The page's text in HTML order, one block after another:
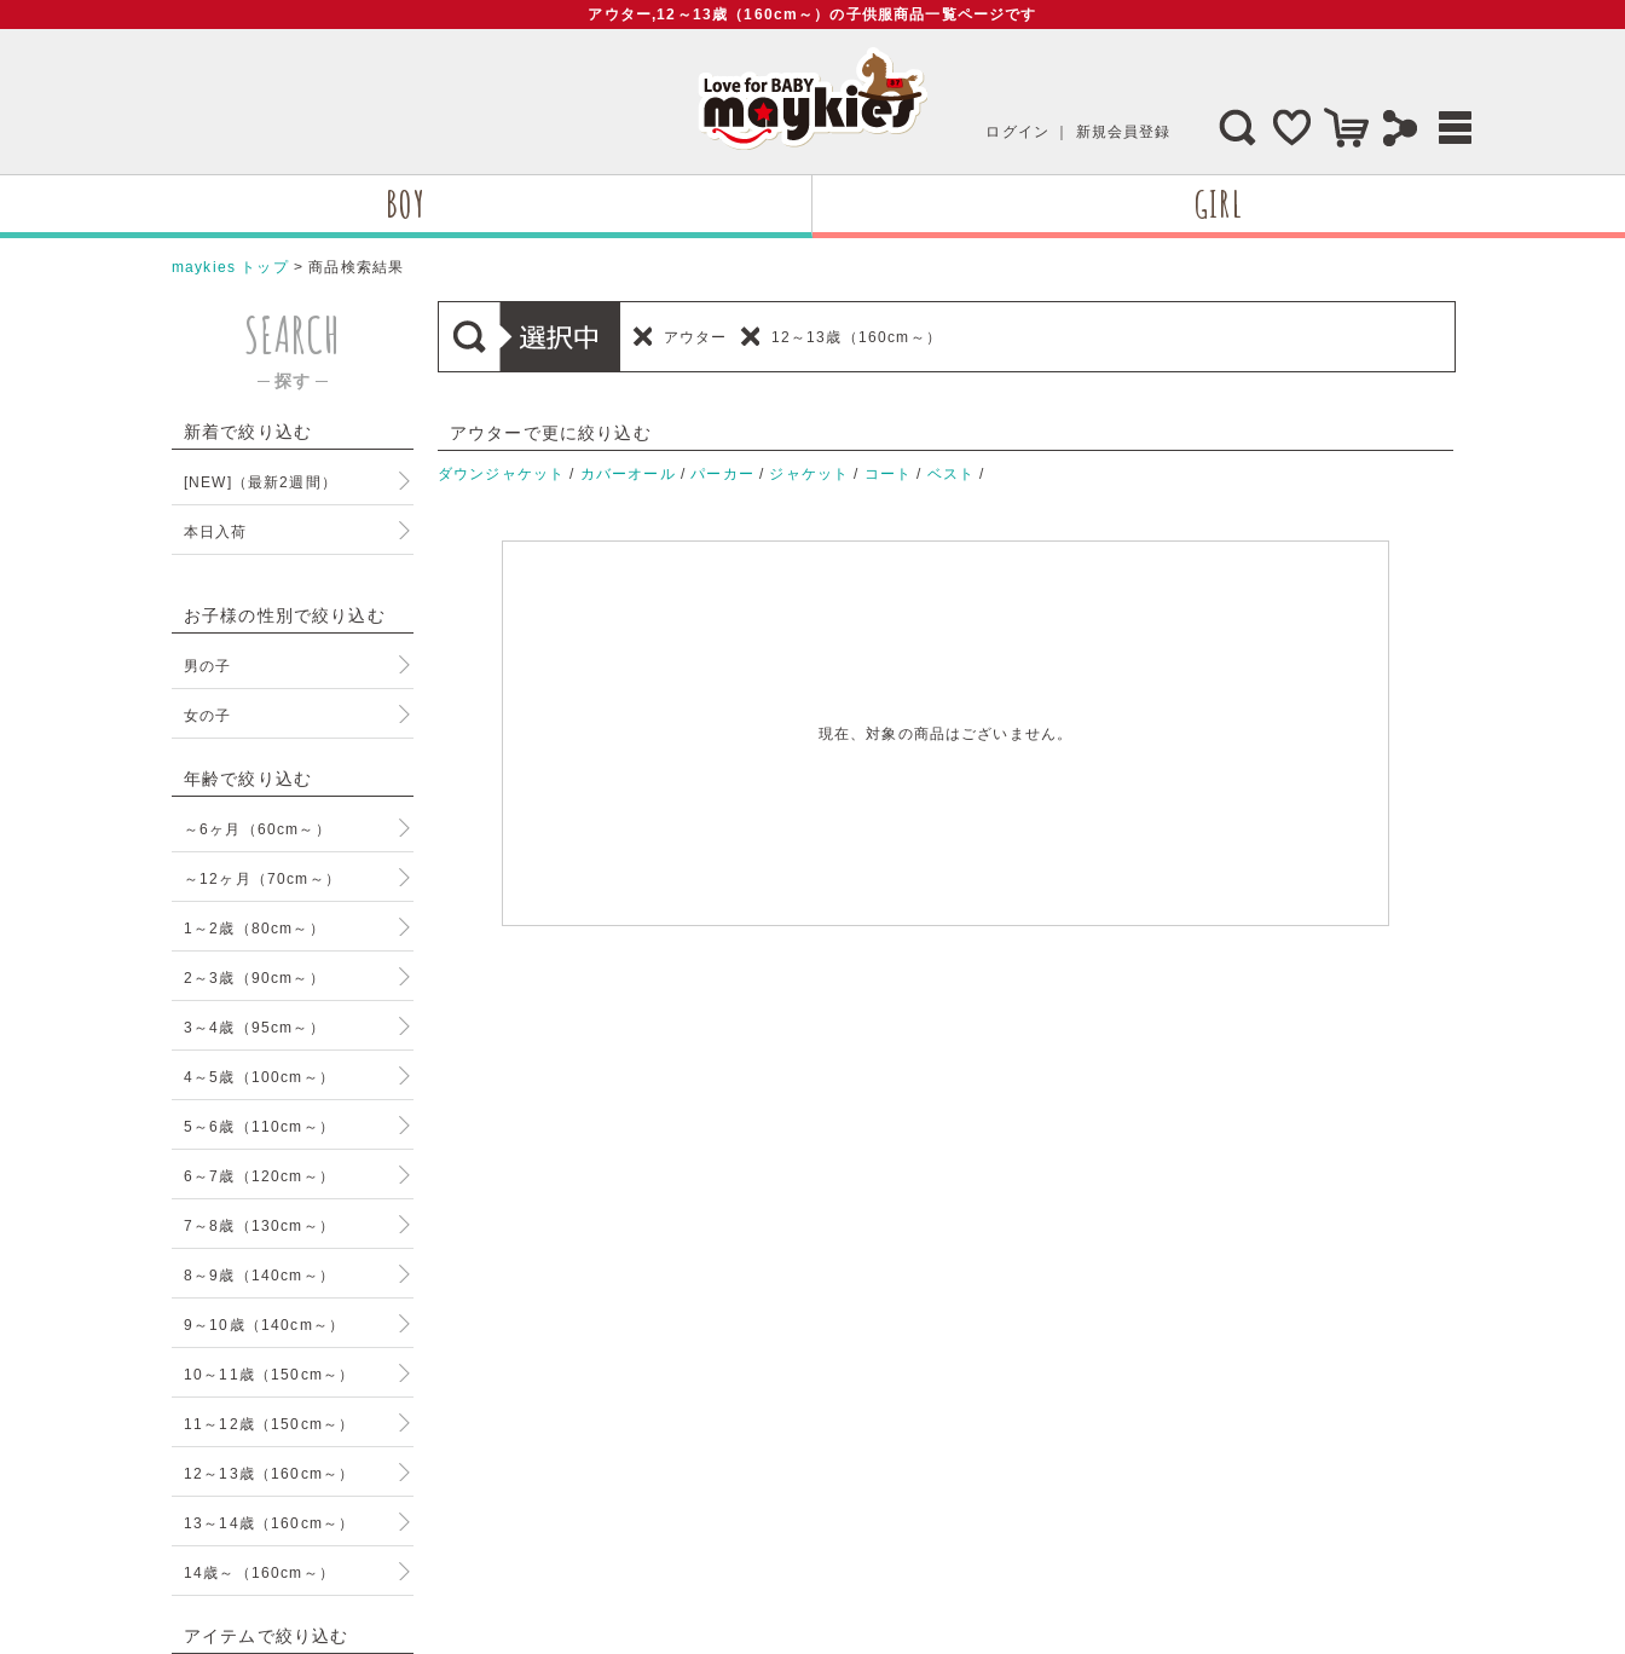
アウター,12～13歳（160cm～）の子供服商品一覧ページです
ログイン ｜ 新規会員登録
BOY GIRL
maykies トップ> 商品検索結果
SEARCH
─ 探す ─
新着で絞り込む
[NEW]（最新2週間）
本日入荷
お子様の性別で絞り込む
男の子
女の子
年齢で絞り込む
～6ヶ月（60cm～）
～12ヶ月（70cm～）
1～2歳（80cm～）
2～3歳（90cm～）
3～4歳（95cm～）
4～5歳（100cm～）
5～6歳（110cm～）
6～7歳（120cm～）
7～8歳（130cm～）
8～9歳（140cm～）
9～10歳（140cm～）
10～11歳（150cm～）
11～12歳（150cm～）
12～13歳（160cm～）
13～14歳（160cm～）
14歳～（160cm～）
アイテムで絞り込む
アウター 12～13歳（160cm～）
アウターで更に絞り込む
ダウンジャケット / カバーオール /パーカー / ジャケット / コート / ベスト /
現在、対象の商品はございません。